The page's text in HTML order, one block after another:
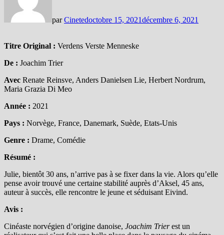
parCinetedoctobre 15, 2021décembre 6, 2021
Titre Original : Verdens Verste Menneske
De : Joachim Trier
Avec Renate Reinsve, Anders Danielsen Lie, Herbert Nordrum,
Maria Grazia Di Meo
Année : 2021
Pays : Norvège, France, Danemark, Suède, Etats-Unis
Genre : Drame, Comédie
Résumé :
Julie, bientôt 30 ans, n’arrive pas à se fixer dans la vie. Alors qu’elle
pense avoir trouvé une certaine stabilité auprès d’Aksel, 45 ans,
auteur à succès, elle rencontre le jeune et séduisant Eivind.
Avis :
Cinéaste norvégien d’origine danoise, Joachim Trierest un